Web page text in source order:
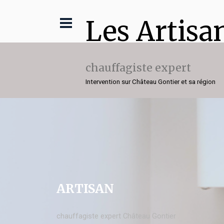
Les
chauffagiste expert
Intervention sur Château Gontier et sa région
ARTISAN
chauffagiste expert Château Gontier